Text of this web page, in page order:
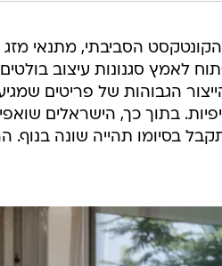
הסביבתי, מתנאי מזג
לאמץ סגנונות עיצוב
הגבוהות של פריטים
בתוך כך, הישראלים
בסיומו תהייה שונה בנוף.